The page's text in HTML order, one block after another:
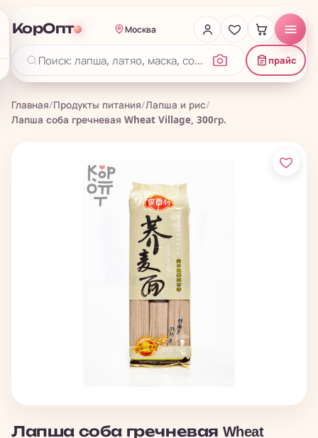
КорОпт Москва
прайс
Главная/Продукты питания/Лапша и рис/
Лапша соба гречневая Wheat Village, 300гр.
Лапша соба гречневая Wheat